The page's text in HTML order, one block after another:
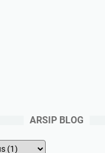
ARSIP BLOG